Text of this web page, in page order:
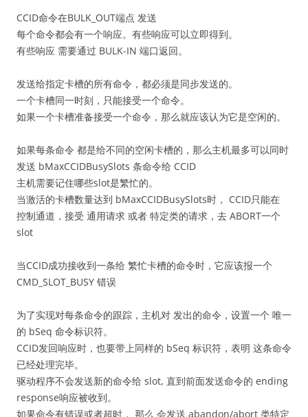
CCID命令在BULK_OUT端点 发送
每个命令都会有一个响应。有些响应可以立即得到。
有些响应 需要通过 BULK-IN 端口返回。
发送给指定卡槽的所有命令，都必须是同步发送的。
一个卡槽同一时刻，只能接受一个命令。
如果一个卡槽准备接受一个命令，那么就应该认为它是空闲的。
如果每条命令 都是给不同的空闲卡槽的，那么主机最多可以同时
发送 bMaxCCIDBusySlots 条命令给 CCID
主机需要记住哪些slot是繁忙的。
当激活的卡槽数量达到 bMaxCCIDBusySlots时， CCID只能在
控制通道，接受 通用请求 或者 特定类的请求，去 ABORT一个
slot
当CCID成功接收到一条给 繁忙卡槽的命令时，它应该报一个
CMD_SLOT_BUSY 错误
为了实现对每条命令的跟踪，主机对 发出的命令，设置一个 唯一
的 bSeq 命令标识符。
CCID发回响应时，也要带上同样的 bSeq 标识符，表明 这条命令
已经处理完毕。
驱动程序不会发送新的命令给 slot, 直到前面发送命令的 ending
response响应被收到。
如果命令有错误或者超时， 那么 会发送 abandon/abort 类特定